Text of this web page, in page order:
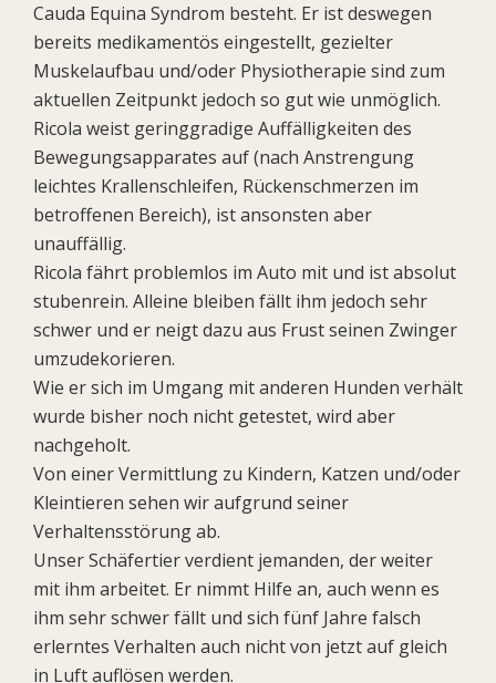
Cauda Equina Syndrom besteht. Er ist deswegen
bereits medikamentös eingestellt, gezielter
Muskelaufbau und/oder Physiotherapie sind zum
aktuellen Zeitpunkt jedoch so gut wie unmöglich.
Ricola weist geringgradige Auffälligkeiten des
Bewegungsapparates auf (nach Anstrengung
leichtes Krallenschleifen, Rückenschmerzen im
betroffenen Bereich), ist ansonsten aber
unauffällig.
Ricola fährt problemlos im Auto mit und ist absolut
stubenrein. Alleine bleiben fällt ihm jedoch sehr
schwer und er neigt dazu aus Frust seinen Zwinger
umzudekorieren.
Wie er sich im Umgang mit anderen Hunden verhält
wurde bisher noch nicht getestet, wird aber
nachgeholt.
Von einer Vermittlung zu Kindern, Katzen und/oder
Kleintieren sehen wir aufgrund seiner
Verhaltensstörung ab.
Unser Schäfertier verdient jemanden, der weiter
mit ihm arbeitet. Er nimmt Hilfe an, auch wenn es
ihm sehr schwer fällt und sich fünf Jahre falsch
erlerntes Verhalten auch nicht von jetzt auf gleich
in Luft auflösen werden.